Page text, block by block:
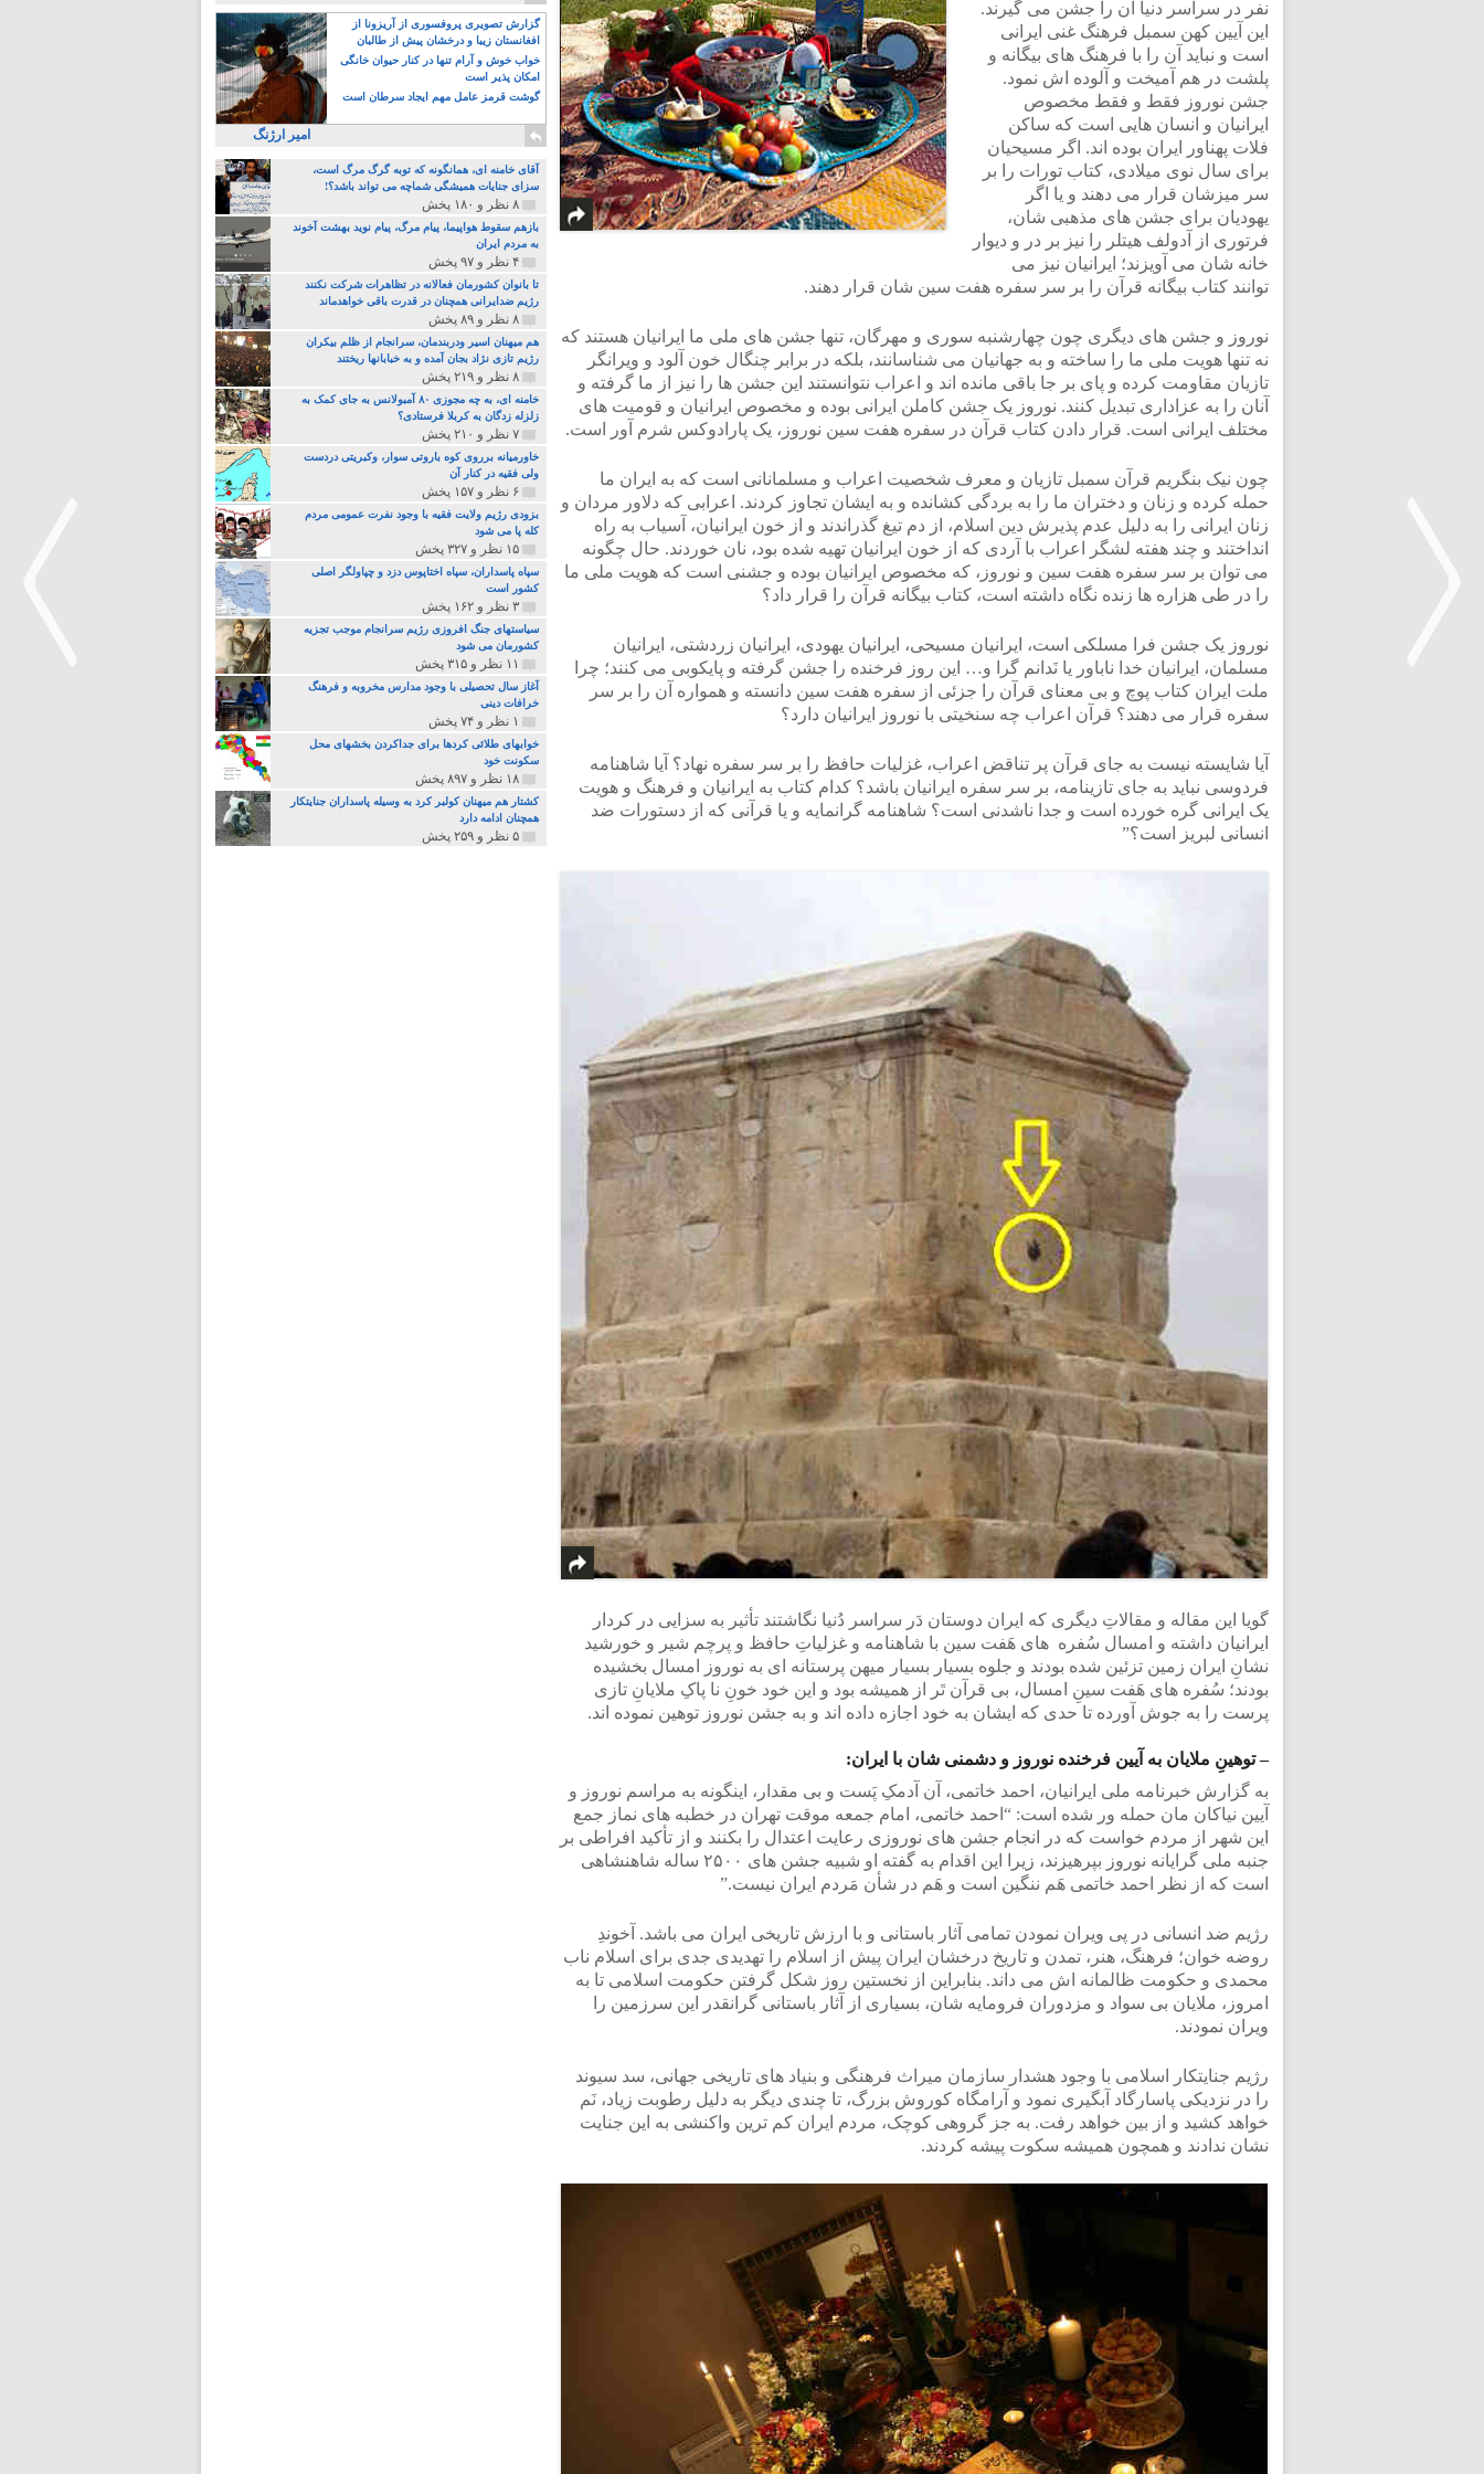
نفر در سراسر دنیا آن را جشن می گیرند.
این آیین کهن سمبل فرهنگ غنی ایرانی
است و نباید آن را با فرهنگ های بیگانه و
پلشت در هم آمیخت و آلوده اش نمود.
جشن نوروز فقط و فقط مخصوص
ایرانیان و انسان هایی است که ساکن
فلات پهناور ایران بوده اند. اگر مسیحیان
برای سال نوی میلادی، کتاب تورات را بر
سر میزشان قرار می دهند و یا اگر
یهودیان برای جشن های مذهبی شان،
فرتوری از آدولف هیتلر را نیز بر در و دیوار
خانه شان می آویزند؛ ایرانیان نیز می
توانند کتاب بیگانه قرآن را بر سر سفره هفت سین شان قرار دهند.
نوروز و جشن های دیگری چون چهارشنبه سوری و مهرگان، تنها جشن های ملی ما ایرانیان هستند که
نه تنها هویت ملی ما را ساخته و به جهانیان می شناسانند، بلکه در برابر چنگال خون آلود و ویرانگر
تازیان مقاومت کرده و پای بر جا باقی مانده اند و اعراب نتوانستند این جشن ها را نیز از ما گرفته و
آنان را به عزاداری تبدیل کنند. نوروز یک جشن کاملن ایرانی بوده و مخصوص ایرانیان و قومیت های
مختلف ایرانی است. قرار دادن کتاب قرآن در سفره هفت سین نوروز، یک پارادوکس شرم آور است.
چون نیک بنگریم قرآن سمبل تازیان و معرف شخصیت اعراب و مسلمانانی است که به ایران ما
حمله کرده و زنان و دختران ما را به بردگی کشانده و به ایشان تجاوز کردند. اعرابی که دلاور مردان و
زنان ایرانی را به دلیل عدم پذیرش دین اسلام، از دم تیغ گذراندند و از خون ایرانیان، آسیاب به راه
انداختند و چند هفته لشگر اعراب با آردی که از خون ایرانیان تهیه شده بود، نان خوردند. حال چگونه
می توان بر سر سفره هفت سین و نوروز، که مخصوص ایرانیان بوده و جشنی است که هویت ملی ما
را در طی هزاره ها زنده نگاه داشته است، کتاب بیگانه قرآن را قرار داد؟
نوروز یک جشن فرا مسلکی است، ایرانیان مسیحی، ایرانیان یهودی، ایرانیان زردشتی، ایرانیان
مسلمان، ایرانیان خدا ناباور یا نَدانم گرا و… این روز فرخنده را جشن گرفته و پایکوبی می کنند؛ چرا
ملت ایران کتاب پوچ و بی معنای قرآن را جزئی از سفره هفت سین دانسته و همواره آن را بر سر
سفره قرار می دهند؟ قرآن اعراب چه سنخیتی با نوروز ایرانیان دارد؟
آیا شایسته نیست به جای قرآن پر تناقض اعراب، غزلیات حافظ را بر سر سفره نهاد؟ آیا شاهنامه
فردوسی نباید به جای تازینامه، بر سر سفره ایرانیان باشد؟ کدام کتاب به ایرانیان و فرهنگ و هویت
یک ایرانی گره خورده است و جدا ناشدنی است؟ شاهنامه گرانمایه و یا قرآنی که از دستورات ضد
انسانی لبریز است؟”
گویا این مقاله و مقالاتِ دیگری که ایران دوستان دَر سراسر دُنیا نگاشتند تأثیر به سزایی در کردار
ایرانیان داشته و امسال سُفره های هَفت سین با شاهنامه و غزلیاتِ حافظ و پرچم شیر و خورشید
نشانِ ایران زمین تزئین شده بودند و جلوه بسیار بسیار میهن پرستانه ای به نوروز امسال بخشیده
بودند؛ سُفره های هَفت سینِ امسال، بی قرآن تَر از همیشه بود و این خود خونِ نا پاکِ ملایانِ تازی
پرست را به جوش آورده تا حدی که ایشان به خود اجازه داده اند و به جشن نوروز توهین نموده اند.
– توهینِ ملایان به آیین فرخنده نوروز و دشمنی شان با ایران:
به گزارش خبرنامه ملی ایرانیان، احمد خاتمی، آن آدمکِ پَست و بی مقدار، اینگونه به مراسم نوروز و
آیین نیاکان مان حمله ور شده است: “احمد خاتمی، امام جمعه موقت تهران در خطبه های نماز جمع
این شهر از مردم خواست که در انجام جشن های نوروزی رعایت اعتدال را بکنند و از تأکید افراطی بر
جنبه ملی گرایانه نوروز بپرهیزند، زیرا این اقدام به گفته او شبیه جشن های ۲۵۰۰ ساله شاهنشاهی
است که از نظر احمد خاتمی هَم ننگین است و هَم در شأن مَردم ایران نیست.”
رژیم ضد انسانی در پی ویران نمودن تمامی آثار باستانی و با ارزش تاریخی ایران می باشد. آخوندِ
روضه خوان؛ فرهنگ، هنر، تمدن و تاریخ درخشان ایران پیش از اسلام را تهدیدی جدی برای اسلام ناب
محمدی و حکومت ظالمانه اش می داند. بنابراین از نخستین روز شکل گرفتن حکومت اسلامی تا به
امروز، ملایان بی سواد و مزدوران فرومایه شان، بسیاری از آثار باستانی گرانقدر این سرزمین را
ویران نمودند.
رژیم جنایتکار اسلامی با وجود هشدار سازمان میراث فرهنگی و بنیاد های تاریخی جهانی، سد سیوند
را در نزدیکی پاسارگاد آبگیری نمود و آرامگاه کوروش بزرگ، تا چندی دیگر به دلیل رطوبت زیاد، نَم
خواهد کشید و از بین خواهد رفت. به جز گروهی کوچک، مردم ایران کم ترین واکنشی به این جنایت
نشان ندادند و همچون همیشه سکوت پیشه کردند.
گزارش تصویری پروفسوری از آریزونا از
افغانستان زیبا و درخشان پیش از طالبان
خواب خوش و آرام تنها در کنار حیوان خانگی
امکان پذیر است
گوشت قرمز عامل مهم ایجاد سرطان است
امیر ارژنگ
آقای خامنه ای، همانگونه که توبه گرگ مرگ است،
سزای جنایات همیشگی شماچه می تواند باشد؟!
۸ نظر و ۱۸۰ پخش
بازهم سقوط هواپیما، پیام مرگ، پیام نوید بهشت آخوند
به مردم ایران
۴ نظر و ۹۷ پخش
تا بانوان کشورمان فعالانه در تظاهرات شرکت نکنند
رژیم ضدایرانی همچنان در قدرت باقی خواهدماند
۸ نظر و ۸۹ پخش
هم میهنان اسیر ودربندمان، سرانجام از ظلم بیکران
رژیم تازی نژاد بجان آمده و به خبابانها ریختند
۸ نظر و ۲۱۹ پخش
خامنه ای، به چه مجوزی ۸۰ آمبولانس به جای کمک به
زلزله زدگان به کربلا فرستادی؟
۷ نظر و ۲۱۰ پخش
خاورمیانه برروی کوه باروتی سوار، وکبریتی دردست
ولی فقیه در کنار آن
۶ نظر و ۱۵۷ پخش
بزودی رژیم ولایت فقیه با وجود نفرت عمومی مردم
کله پا می شود
۱۵ نظر و ۳۲۷ پخش
سپاه پاسداران، سپاه اختاپوس دزد و چپاولگر اصلی
کشور است
۳ نظر و ۱۶۲ پخش
سیاستهای جنگ افروزی رژیم سرانجام موجب تجزیه
کشورمان می شود
۱۱ نظر و ۳۱۵ پخش
آغاز سال تحصیلی با وجود مدارس مخروبه و فرهنگ
خرافات دینی
۱ نظر و ۷۴ پخش
خوابهای طلائی کردها برای جداکردن بخشهای محل
سکونت خود
۱۸ نظر و ۸۹۷ پخش
کشتار هم میهنان کولبر کرد به وسیله پاسداران جنایتکار
همچنان ادامه دارد
۵ نظر و ۲۵۹ پخش